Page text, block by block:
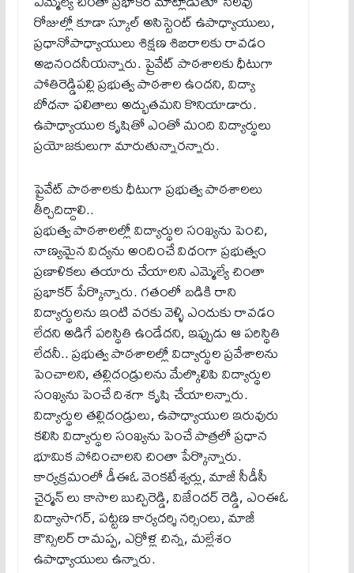
రోజుల్లో కూడా స్కూల్ అసిస్టెంట్ ఉపాధ్యాయులు,
ప్రధానోపాధ్యాయులు శిక్షణ శిబిరాలకు రావడం
అభినందనీయన్నారు. ప్రైవేట్ పాఠశాలకు ధీటుగా
పోతిరెడ్డిపల్లి ప్రభుత్వ పాఠశాల ఉందని, విద్యా
బోధనా ఫలితాలు అద్భుతమని కొనియాడారు.
ఉపాధ్యాయుల కృషితో ఎంతో మంది విద్యార్థులు
ప్రయోజకులుగా మారుతున్నారన్నారు.
ప్రైవేట్ పాఠశాలకు ధీటుగా ప్రభుత్వ పాఠశాలలు
తీర్చిదిద్దాలి..
ప్రభుత్వ పాఠశాలల్లో విద్యార్థుల సంఖ్యను పెంచి,
నాణ్యమైన విద్యను అందించే విధంగా ప్రభుత్వం
ప్రణాళికలు తయారు చేయాలని ఎమ్మెల్యే చింతా
ప్రభాకర్ పేర్కొన్నారు. గతంలో బడికి రాని
విద్యార్థులను ఇంటి వరకు వెళ్ళి ఎందుకు రావడం
లేదని అడిగే పరిస్థితి ఉండేదని, ఇప్పుడు ఆ పరిస్థితి
లేదనీ.. ప్రభుత్వ పాఠశాలల్లో విద్యార్థుల ప్రవేశాలను
పెంచాలని, తల్లిదండ్రులను మేల్కొలిపి విద్యార్థుల
సంఖ్యను పెంచే దిశగా కృషి చేయాలన్నారు.
విద్యార్థుల తల్లిదండ్రులు, ఉపాధ్యాయుల ఇరువురు
కలిసి విద్యార్థుల సంఖ్యను పెంచే పాత్రలో ప్రధాన
భూమిక పోదించాలని చింతా పేర్కొన్నారు.
కార్యక్రమంలో డీఈఓ వెంకటేశ్వర్లు, మాజీ సీడీసీ
చైర్మన్ లు కాసాల బుచ్చిరెడ్డి, విజేందర్ రెడ్డి, ఎంఈఓ
విద్యాసాగర్, పట్టణ కార్యదర్శి నర్సింలు, మాజీ
కౌన్సిలర్ రామప్ప, ఎర్రోళ్ల చిన్న, మల్లేశం
ఉపాధ్యాయులు ఉన్నారు.